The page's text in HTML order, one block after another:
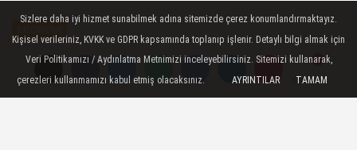
Yorumlar
Yayınlanma: 12 Mayıs 2026 - 11:20
Empa Elektronik SAHA Expo'ya
Yorumlar
Sizlere daha iyi hizmet sunabilmek adına sitemizde çerez konumlandırmaktayız.
Kişisel verileriniz, KVKK ve GDPR kapsamında toplanıp işlenir. Detaylı bilgi almak için
Veri Politikamızı / Aydınlatma Metnimizi inceleyebilirsiniz. Sitemizi kullanarak,
çerezleri kullanmamızı kabul etmiş olacaksınız.
AYRINTILAR TAMAM